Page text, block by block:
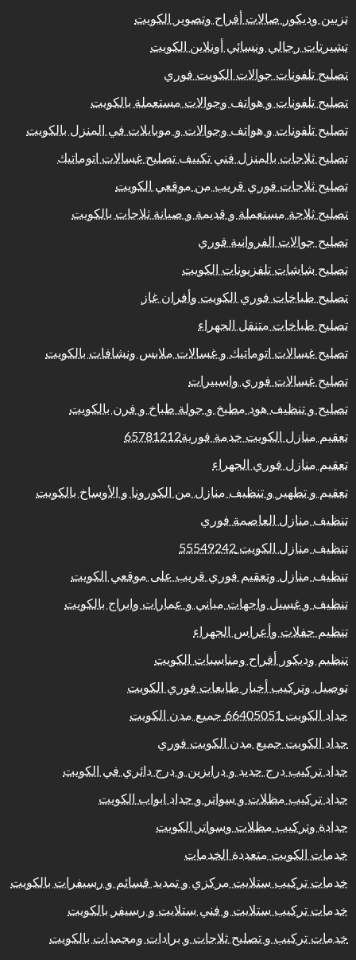
تزيين وديكور صالات أفراح وتصوير الكويت
تشيرتات رجالي ونسائي أونلاين الكويت
تصليح تلفونات جوالات الكويت فوري
تصليح تلفونات و هواتف وجوالات مستعملة بالكويت
تصليح تلفونات و هواتف وجوالات و موبايلات في المنزل بالكويت
تصليح ثلاجات بالمنزل فني تكييف تصليح غسالات اتوماتيك
تصليح ثلاجات فوري قريب من موقعي الكويت
تصليح ثلاجة مستعملة و قديمة و صيانة ثلاجات بالكويت
تصليح جوالات الفروانية فوري
تصليح شاشات تلفزيونات الكويت
تصليح طباخات فوري الكويت وأفران غاز
تصليح طباخات متنقل الجهراء
تصليح غسالات اتوماتيك و غسالات ملابس ونشافات بالكويت
تصليح غسالات فوري واسبيرات
تصليح و تنظيف هود مطبخ و جولة طباخ و فرن بالكويت
تعقيم منازل الكويت خدمة فورية65781212
تعقيم منازل فوري الجهراء
تعقيم و تطهير و تنظيف منازل من الكورونا و الأوساخ بالكويت
تنظيف منازل العاصمة فوري
تنظيف منازل الكويت 55549242
تنظيف منازل وتعقيم فوري قريب على موقعي الكويت
تنظيف و غسيل واجهات مباني و عمارات وابراج بالكويت
تنظيم حفلات وأعراس الجهراء
تنظيم وديكور أفراح ومناسبات الكويت
توصيل وتركيب أخبار طابعات فوري الكويت
حداد الكويت 66405051 جميع مدن الكويت
حداد الكويت جميع مدن الكويت فوري
حداد تركيب درج حديد و درابزين و درج دائري في الكويت
حداد تركيب مظلات و سواتر و حداد ابواب الكويت
حدادة وتركيب مظلات وسواتر الكويت
خدمات الكويت متعددة الخدمات
خدمات تركيب ستلايت مركزي و تمديد قسائم و رسيفرات بالكويت
خدمات تركيب ستلايت و فني ستلايت و رسيفر بالكويت
خدمات تركيب و تصليح ثلاجات و برادات ومجمدات بالكويت